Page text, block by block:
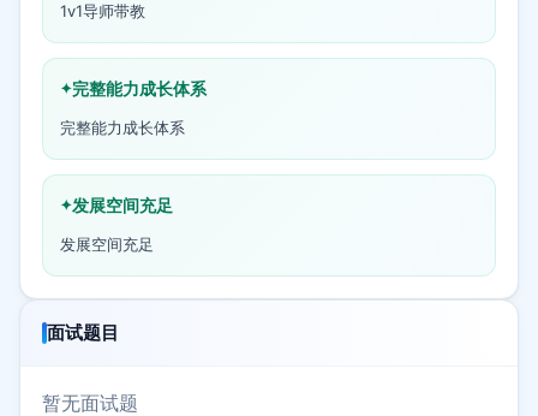
1v1导师带教
完整能力成长体系
完整能力成长体系
发展空间充足
发展空间充足
面试题目
暂无面试题